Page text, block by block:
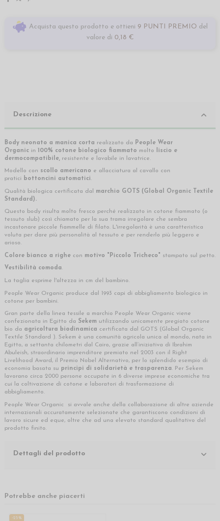
Acquista questo prodotto e ottieni 9 PUNTI PREMIO del
valore di 0,18 €
Descrizione
Body neonato a manica corta realizzato da
People Wear
Organic in 100% cotone biologico fiammato molto liscio e
dermocompatibile, resistente e lavabile in lavatrice.
Modello con scollo americano e allacciatura al cavallo con
pratici
bottoncini automatici.
Qualità biologica certificata dal marchio GOTS (Global Organic Textile
Standard).
Questo body risulta molto fresco perché realizzato in cotone fiammato (o
tessuto slub) così chiamato per la sua trama irregolare che sembra
incastonare piccole fiammelle di filato. L'irregolarità è una caratteristica
voluta per dare più personalità al tessuto e per renderlo più leggero e
arioso.
Colore bianco a righe con motivo "Piccolo Tricheco" stampato sul petto.
Vestibilità comoda.
La taglia esprime l'altezza in cm del bambino.
People Wear Organic produce dal 1993 capi di abbigliamento biologico in
cotone per bambini.
Gran parte della linea tessile a marchio People Wear Organic viene
confezionata in Egitto da Sekem utilizzando unicamente pregiato cotone
bio da agricoltura biodinamica certificata dal GOTS (Global Organic
Textile Standard ). Sekem è una comunità agricola unica al mondo, nata in
Egitto, a settanta chilometri dal Cairo, grazie all’iniziativa di Ibrahim
Abuleish, straordinario imprenditore premiato nel 2003 con il Right
Livelihood Award, il Premio Nobel Alternativo, per lo splendido esempio di
economia basata su principi di solidarietà e trasparenza. Per Sekem
lavorano circa 2000 persone occupate in 6 diverse imprese economiche tra
cui la coltivazione di cotone e laboratori di trasformazione di
abbigliamento.
People Wear Organic si avvale anche della collaborazione di altre aziende
internazionali accuratamente selezionate che garantiscono condizioni di
lavoro sicure ed eque, oltre che ad una elevato standard qualitativo del
prodotto finito.
Dettagli del prodotto
Potrebbe anche piacerti
-25%